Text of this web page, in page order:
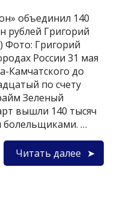
объединил 140
рублей Григорий
Фото: Григорий
России 31 мая
Камчатского до
по счету
Зеленый
вышли 140 тысяч
болельщиками. …
Читать далее